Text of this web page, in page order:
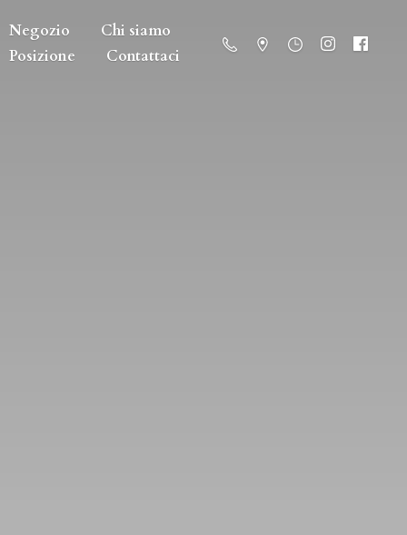
Negozio
Chi siamo
Posizione
Contattaci